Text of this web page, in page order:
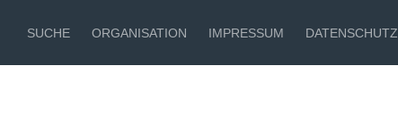
SUCHE ORGANISATION IMPRESSUM DATENSCHUTZ